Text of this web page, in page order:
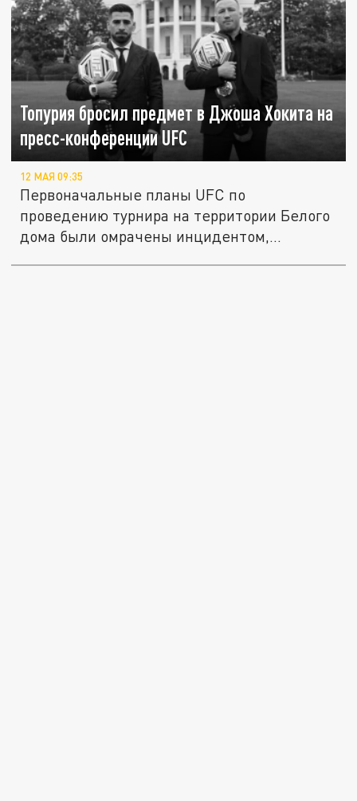
Топурия бросил предмет в Джоша Хокита на
пресс-конференции UFC
12 МАЯ 09:35
Первоначальные планы UFC по
проведению турнира на территории Белого
дома были омрачены инцидентом,...